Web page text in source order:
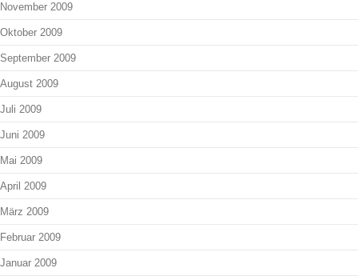
November 2009
Oktober 2009
September 2009
August 2009
Juli 2009
Juni 2009
Mai 2009
April 2009
März 2009
Februar 2009
Januar 2009